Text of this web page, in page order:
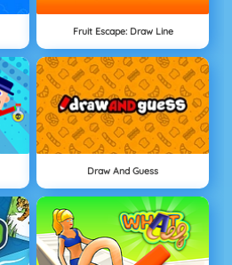
Fruit Escape: Draw Line
Draw And Guess